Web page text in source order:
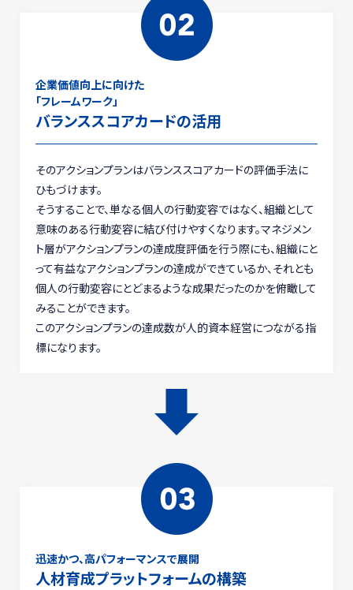
企業価値向上に向けた
「フレームワーク」
バランススコアカードの活用
そのアクションプランはバランススコアカードの評価手法に
ひもづけます。
そうすることで、単なる個人の行動変容ではなく、組織として
意味のある行動変容に結び付けやすくなります。マネジメン
ト層がアクションプランの達成度評価を行う際にも、組織にと
って有益なアクションプランの達成ができているか、それとも
個人の行動変容にとどまるような成果だったのかを俯瞰して
みることができます。
このアクションプランの達成数が人的資本経営につながる指
標になります。
迅速かつ、高パフォーマンスで展開
人材育成プラットフォームの構築